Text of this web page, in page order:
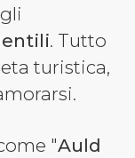
. Tutto
turistica,
"Auld